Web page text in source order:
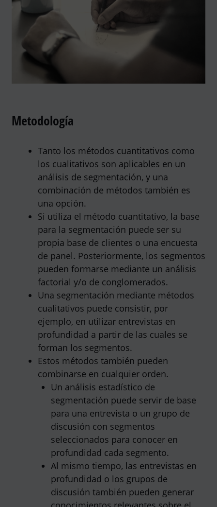
Metodología
Tanto los métodos cuantitativos como
los cualitativos son aplicables en un
análisis de segmentación, y una
combinación de métodos también es
una opción.
Si utiliza el método cuantitativo, la base
para la segmentación puede ser su
propia base de clientes o una encuesta
de panel. Posteriormente, los segmentos
pueden formarse mediante un análisis
factorial y/o de conglomerados.
Una segmentación mediante métodos
cualitativos puede consistir, por
ejemplo, en utilizar entrevistas en
profundidad a partir de las cuales se
forman los segmentos.
Estos métodos también pueden
combinarse en cualquier orden.
Un análisis estadístico de
segmentación puede servir de base
para una entrevista o un grupo de
discusión con segmentos
seleccionados para conocer en
profundidad cada segmento.
Al mismo tiempo, las entrevistas en
profundidad o los grupos de
discusión también pueden generar